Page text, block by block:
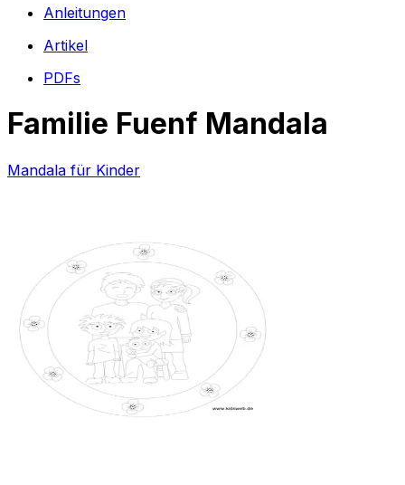
Anleitungen
Artikel
PDFs
Familie Fuenf Mandala
Mandala für Kinder